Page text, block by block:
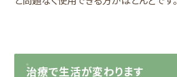
治療で生活が変わります